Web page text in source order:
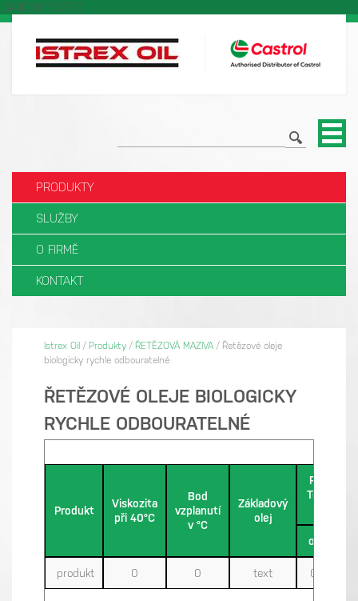
'UA-103811627-3');
PRODUKTY
SLUŽBY
O FIRMĚ
KONTAKT
Istrex Oil / Produkty / ŘETĚZOVÁ MAZIVA / Řetězové oleje
biologicky rychle odbouratelné
ŘETĚZOVÉ OLEJE BIOLOGICKY
RYCHLE ODBOURATELNÉ
Produkt
Viskozita
při 40°C
Bod
vzplanutí
v °C
Základový
olej
Pracovní
Teplota v
od
produkt 0 0 text 0